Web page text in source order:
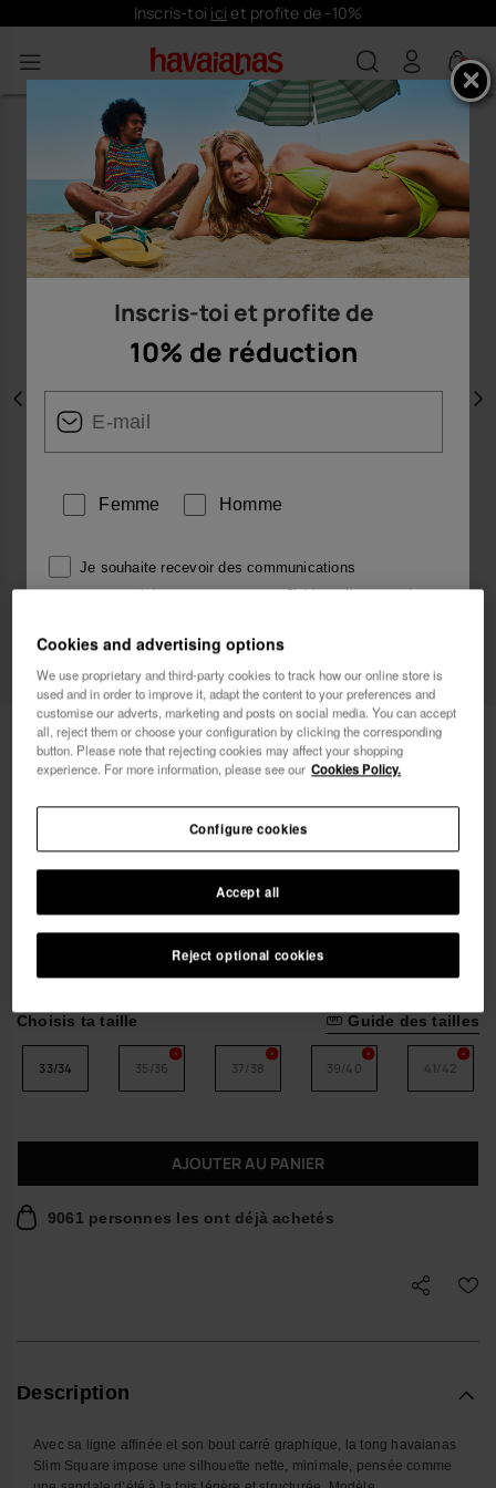
Inscris-toi ici et profite de -10%
0
Précédent
Bestseller
Havaianas Square 30,00 €
Choisis ta taille Guide des tailles
33/34 35/36 37/38 39/40 41/42
AJOUTER AU PANIER
9061 personnes les ont déjà achetés
Description
Avec sa ligne affinée et son bout carré graphique, la tong havaianas
Slim Square impose une silhouette nette, minimale, pensée comme
Inscris-toi et profite de
10% de réduction
Femme Homme
Je souhaite recevoir des communications
commerciales par tout moyen. J'ai lu et j'accepte la
je veux 10% de
réduction
Cookies and advertising options
We use proprietary and third-party cookies to track how our online store is
used and in order to improve it, adapt the content to your preferences and
customise our adverts, marketing and posts on social media. You can accept
all, reject them or choose your configuration by clicking the corresponding
button. Please note that rejecting cookies may affect your shopping
experience. For more information, please see our Cookies Policy.
Reject optional cookies
Accept all
Configure cookies